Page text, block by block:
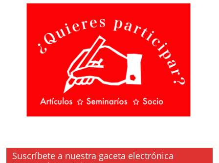
Suscríbete a nuestra gaceta electrónica